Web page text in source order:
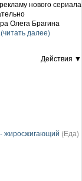
нового сериала
Олега Брагина
(читать далее)
Действия ▼
- жиросжигающий (Еда)